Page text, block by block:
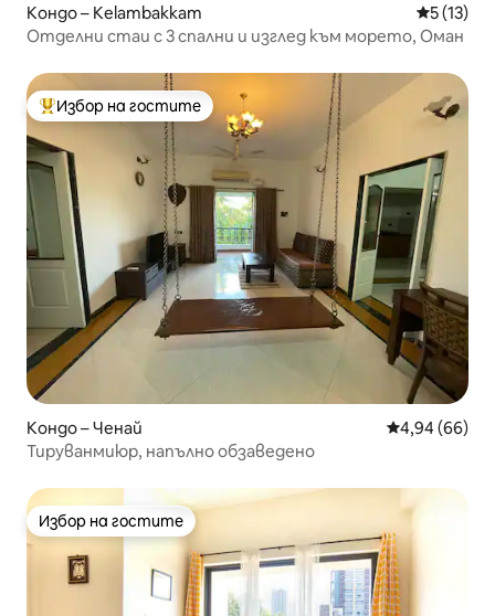
Кондо – Kelambakkam Средна
5 (13)
Отделни стаи с 3 спални и изглед към морето, Оман
Най-популярен избор на гостите
Избор на гостите
Кондо – Ченай Средна
4,94 (66)
Тируванмиюр, напълно обзаведено
Избор на гостите
Избор на гостите